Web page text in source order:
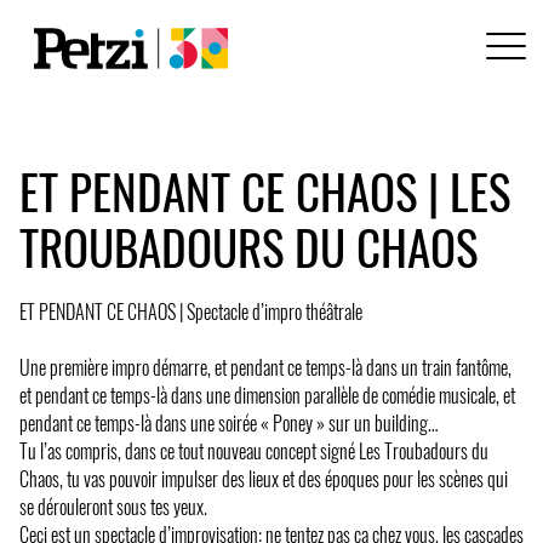
ET PENDANT CE CHAOS | LES
TROUBADOURS DU CHAOS
ET PENDANT CE CHAOS | Spectacle d’impro théâtrale
Une première impro démarre, et pendant ce temps-là dans un train fantôme,
et pendant ce temps-là dans une dimension parallèle de comédie musicale, et
pendant ce temps-là dans une soirée « Poney » sur un building…
Tu l’as compris, dans ce tout nouveau concept signé Les Troubadours du
Chaos, tu vas pouvoir impulser des lieux et des époques pour les scènes qui
se dérouleront sous tes yeux.
Ceci est un spectacle d’improvisation: ne tentez pas ça chez vous, les cascades